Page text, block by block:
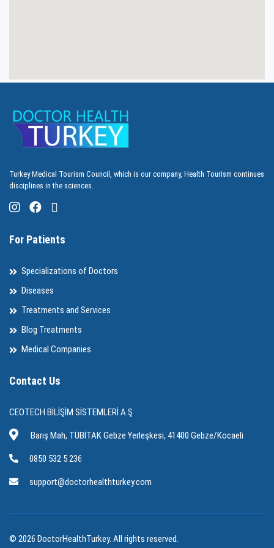
Turkey Medical Tourism Council, which is our company, Health Tourism continues
disciplines in the sciences.
For Patients
Specializations of Doctors
Diseases
Treatments and Services
Blog Treatments
Medical Companies
Contact Us
CEOTECH BİLİŞİM SİSTEMLERİ A.Ş
Barış Mah, TÜBİTAK Gebze Yerleşkesi, 41400 Gebze/Kocaeli
0850 532 5 236
support@doctorhealthturkey.com
© 2026 DoctorHealthTurkey. All rights reserved.